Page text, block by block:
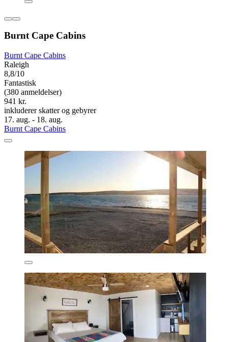
Burnt Cape Cabins
Burnt Cape Cabins
Raleigh
8,8/10
Fantastisk
(380 anmeldelser)
941 kr.
inkluderer skatter og gebyrer
17. aug. - 18. aug.
Burnt Cape Cabins